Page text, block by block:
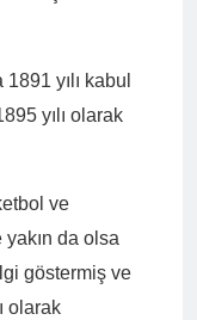
yılı kabul
yılı olarak
ve
da olsa
göstermiş ve
olarak